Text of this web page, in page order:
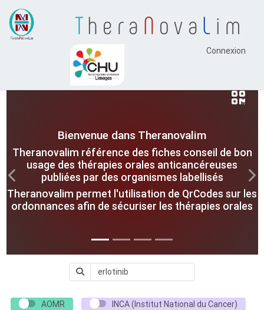
Thera N ova L im
Connexion
Bienvenue dans Theranovalim
Theranovalim référence des fiches conseil de bon
usage des thérapies orales anticancéreuses
publiées par des organismes labellisés
Theranovalim permet l'utilisation de QrCodes sur les
ordonnances afin de sécuriser les thérapies orales
Previous
AOMR
INCA (Institut National du Cancer)